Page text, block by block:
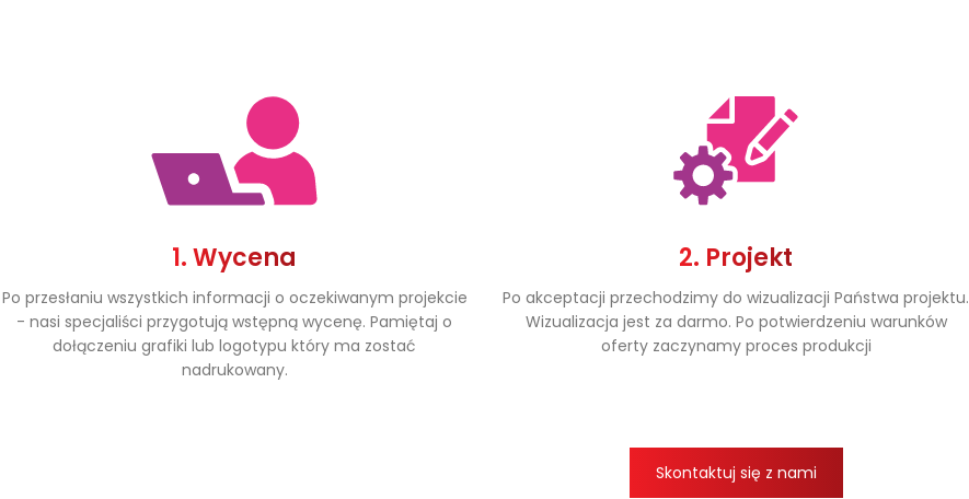
1. Wycena
Po przesłaniu wszystkich informacji o oczekiwanym projekcie
- nasi specjaliści przygotują wstępną wycenę. Pamiętaj o
dołączeniu grafiki lub logotypu który ma zostać
nadrukowany.
2. Projekt
Po akceptacji przechodzimy do wizualizacji Państwa projektu.
Wizualizacja jest za darmo. Po potwierdzeniu warunków
oferty zaczynamy proces produkcji
Skontaktuj się z nami